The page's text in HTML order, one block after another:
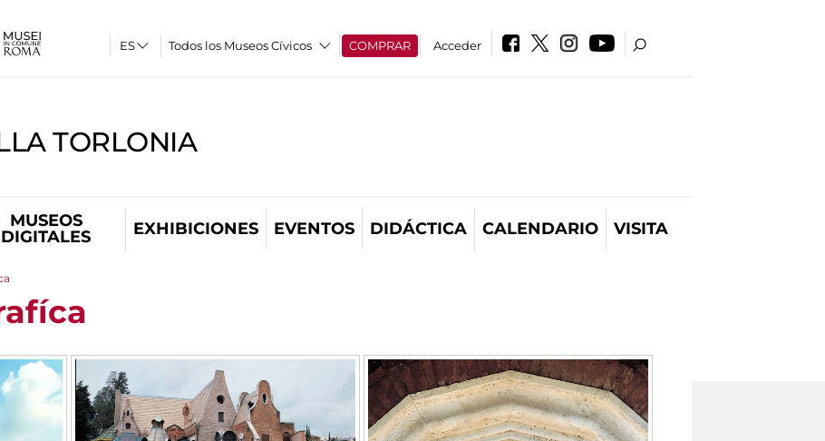
Todos los Museos Cívicos COMPRAR Acceder
TORLONIA
MUSEOS
DIGITALES
EXHIBICIONES EVENTOS DIDÁCTICA CALENDARIO VISITA